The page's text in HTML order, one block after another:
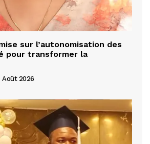
sur l’autonomisation des
pour transformer la
Août 2026